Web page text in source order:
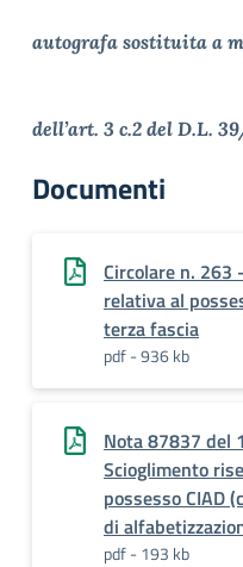
autografa sostituita a
e per
dell’art. 3 c.2 del D.L.
Documenti
Circolare n. 263
relativa al
terza fascia
pdf - 936 kb
Nota 87837 del
Scioglimento
possesso CIAD
di
pdf - 193 kb